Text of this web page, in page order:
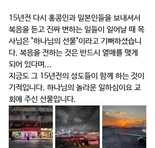
15년전 다시 홍콩인과 일본인들을 보내셔서
복음을 듣고 진짜 변하는 일들이 일어날 때 목
사님은 "하나님의 선물"이라고 기뻐하셨습니
다. 복음을 전하는 것은 반드시 열매를 맺게
되어 있다며...
지금도 그 15년전의 성도들이 함께 하는 것이
기적입니다. 하나님의 놀라운 일하심이요 교
회에 주신 선물입니다.